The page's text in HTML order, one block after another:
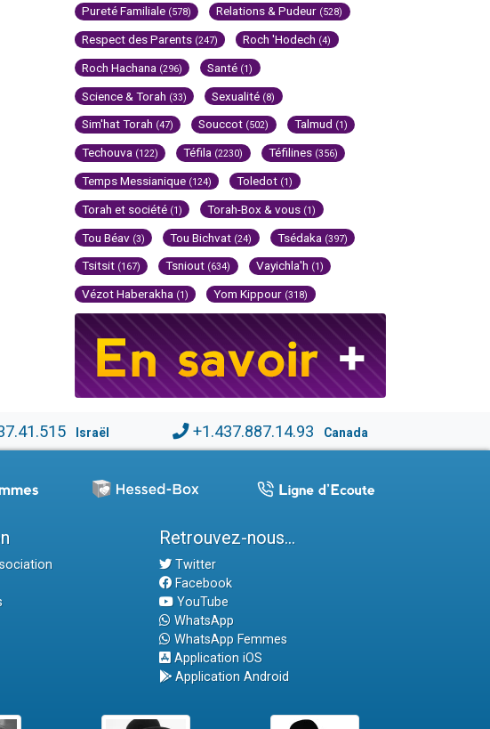
Pureté Familiale (578) Relations & Pudeur (528)
Respect des Parents (247) Roch 'Hodech (4)
Roch Hachana (296) Santé (1)
Science & Torah (33) Sexualité (8)
Sim'hat Torah (47) Souccot (502) Talmud (1)
Techouva (122) Téfila (2230) Téfilines (356)
Temps Messianique (124) Toledot (1)
Torah et société (1) Torah-Box & vous (1)
Tou Béav (3) Tou Bichvat (24) Tsédaka (397)
Tsitsit (167) Tsniout (634) Vayichla'h (1)
Vézot Haberakha (1) Yom Kippour (318)
Israël +1.437.887.14.93 Canada
Retrouvez-nous...
Twitter
Facebook
YouTube
WhatsApp
WhatsApp Femmes
Application iOS
Application Android